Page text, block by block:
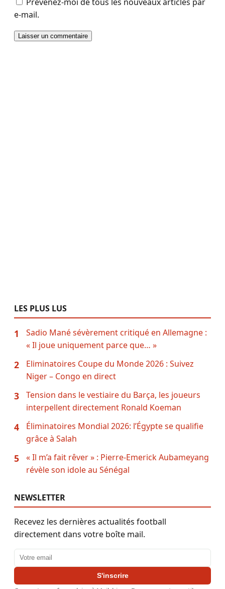
e-mail.
LES PLUS LUS
1
Sadio Mané sévèrement critiqué en Allemagne :
« Il joue uniquement parce que… »
2
Eliminatoires Coupe du Monde 2026 : Suivez
Niger – Congo en direct
3
Tension dans le vestiaire du Barça, les joueurs
interpellent directement Ronald Koeman
4
Éliminatoires Mondial 2026: l’Égypte se qualifie
grâce à Salah
5
« Il m’a fait rêver » : Pierre-Emerick Aubameyang
révèle son idole au Sénégal
NEWSLETTER
Recevez les dernières actualités football
directement dans votre boîte mail.
Adresse email
S'inscrire